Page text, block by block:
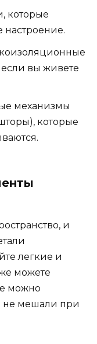
которые
настроение.
если вы живете
механизмы
которые
и
легкие и
можете
можно
не мешали при